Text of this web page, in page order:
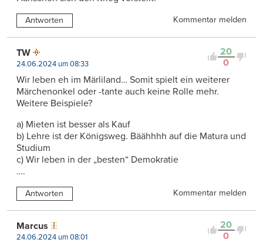
Antworten Kommentar melden
20
0
TW
24.06.2024 um 08:33
Wir leben eh im Märliland… Somit spielt ein weiterer
Märchenonkel oder -tante auch keine Rolle mehr.
Weitere Beispiele?
a) Mieten ist besser als Kauf
b) Lehre ist der Königsweg. Bäähhhh auf die Matura und
Studium
c) Wir leben in der „besten“ Demokratie
….
Antworten Kommentar melden
20
0
Marcus
24.06.2024 um 08:01